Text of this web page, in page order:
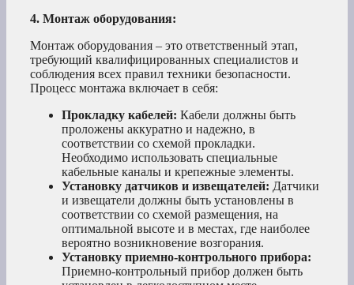
4. Монтаж оборудования:
Монтаж оборудования – это ответственный этап,
требующий квалифицированных специалистов и
соблюдения всех правил техники безопасности.
Процесс монтажа включает в себя:
Прокладку кабелей: Кабели должны быть
проложены аккуратно и надежно, в
соответствии со схемой прокладки.
Необходимо использовать специальные
кабельные каналы и крепежные элементы.
Установку датчиков и извещателей: Датчики
и извещатели должны быть установлены в
соответствии со схемой размещения, на
оптимальной высоте и в местах, где наиболее
вероятно возникновение возгорания.
Установку приемно-контрольного прибора:
Приемно-контрольный прибор должен быть